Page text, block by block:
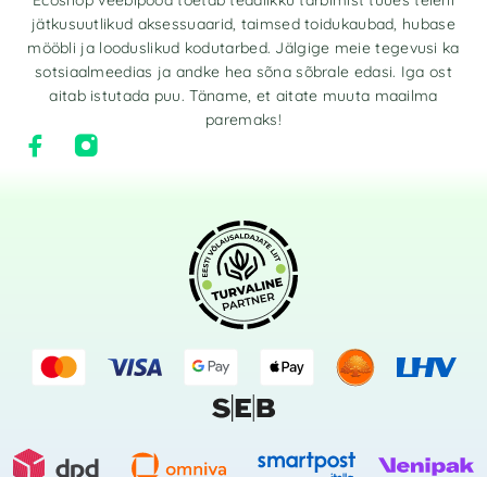
jätkusuutlikud aksessuaarid, taimsed toidukaubad, hubase
mööbli ja looduslikud kodutarbed. Jälgige meie tegevusi ka
sotsiaalmeedias ja andke hea sõna sõbrale edasi. Iga ost
aitab istutada puu. Täname, et aitate muuta maailma
paremaks!